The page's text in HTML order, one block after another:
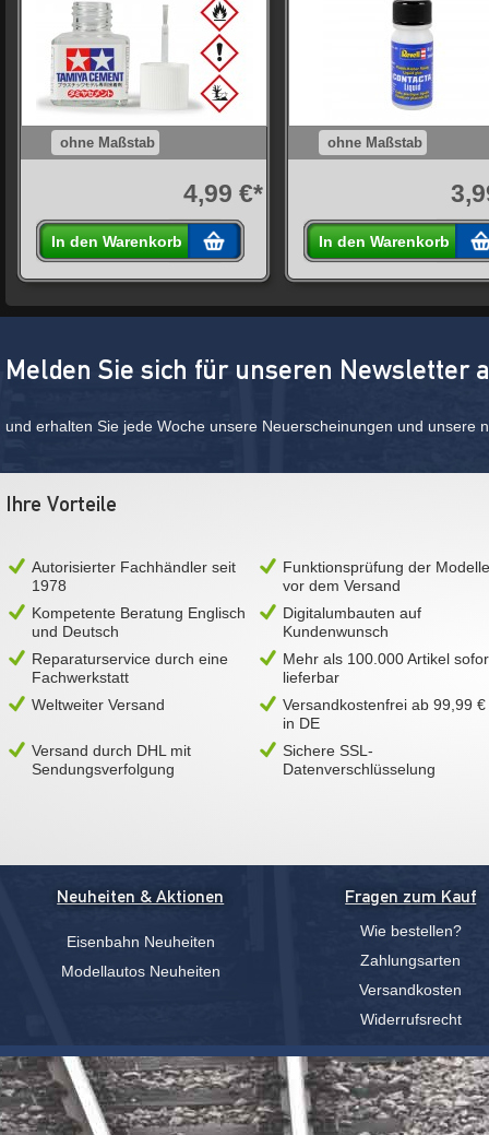
ohne Maßstab
4,99 €*
In den Warenkorb
ohne Maßstab
In den Warenkorb
Melden Sie sich für unseren Newsletter
und erhalten Sie jede Woche unsere Neuerscheinungen und unsere
Ihre Vorteile
Autorisierter Fachhändler seit
1978
Funktionsprüfung der Modelle
vor dem Versand
Kompetente Beratung Englisch
und Deutsch
Digitalumbauten auf
Kundenwunsch
Reparaturservice durch eine
Fachwerkstatt
Mehr als 100.000 Artikel
lieferbar
Weltweiter Versand
Versandkostenfrei ab 99,99 €
in DE
Versand durch DHL mit
Sendungsverfolgung
Sichere SSL-
Datenverschlüsselung
Neuheiten & Aktionen
Eisenbahn Neuheiten
Modellautos Neuheiten
Fragen zum Kauf
Wie bestellen?
Zahlungsarten
Versandkosten
Widerrufsrecht